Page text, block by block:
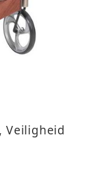
Veiligheid